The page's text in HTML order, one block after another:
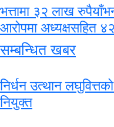
भत्तामा ३२ लाख
आरोपमा अध्यक्षसहित ४२
सम्बन्धित खबर
निर्धन उत्थान
नियुक्त